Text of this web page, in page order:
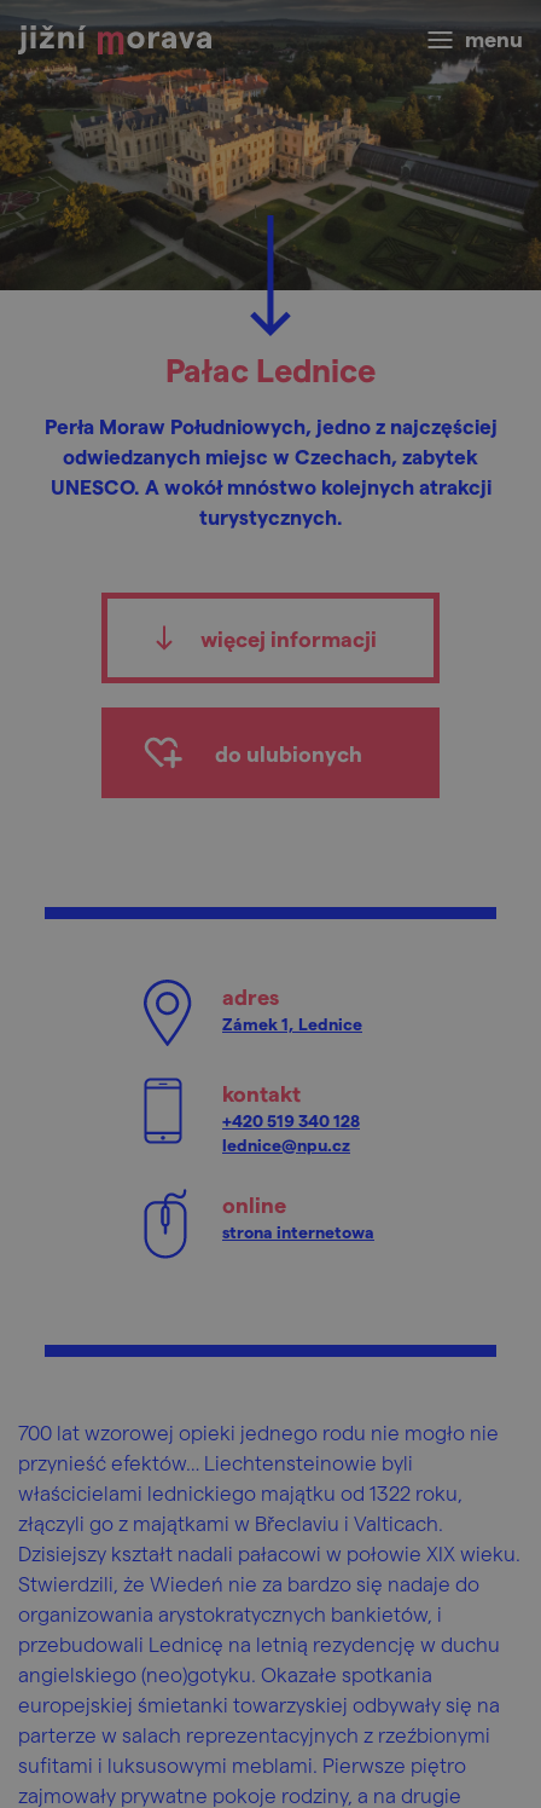
menu
Pałac Lednice
Perła Moraw Południowych, jedno z najczęściej
odwiedzanych miejsc w Czechach, zabytek
UNESCO. A wokół mnóstwo kolejnych atrakcji
turystycznych.
więcej informacji
do ulubionych
adres
Zámek 1, Lednice
kontakt
+420 519 340 128
lednice@npu.cz
online
strona internetowa
700 lat wzorowej opieki jednego rodu nie mogło nie
przynieść efektów… Liechtensteinowie byli
właścicielami lednickiego majątku od 1322 roku,
złączyli go z majątkami w Břeclaviu i Valticach.
Dzisiejszy kształt nadali pałacowi w połowie XIX wieku.
Stwierdzili, że Wiedeń nie za bardzo się nadaje do
organizowania arystokratycznych bankietów, i
przebudowali Lednicę na letnią rezydencję w duchu
angielskiego (neo)gotyku. Okazałe spotkania
europejskiej śmietanki towarzyskiej odbywały się na
parterze w salach reprezentacyjnych z rzeźbionymi
sufitami i luksusowymi meblami. Pierwsze piętro
zajmowały prywatne pokoje rodziny, a na drugie